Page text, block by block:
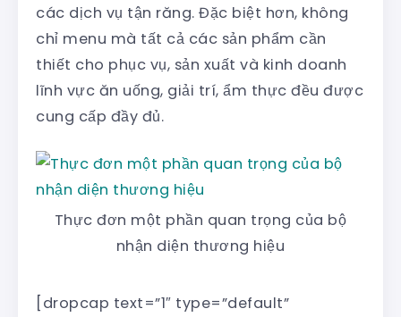
các dịch vụ tận răng. Đặc biệt hơn, không
chỉ menu mà tất cả các sản phẩm cần
thiết cho phục vụ, sản xuất và kinh doanh
lĩnh vực ăn uống, giải trí, ẩm thực đều được
cung cấp đầy đủ.
Thực đơn một phần quan trọng của bộ
nhận diện thương hiệu
[dropcap text=”1″ type=”default”